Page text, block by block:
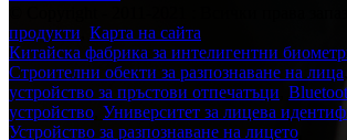
продукти Карта на сайта
Китайска фабрика за интелигентни
Строителни обекти за разпознаване на лица
устройство за пръстови отпечатъци
устройство Университет за лицева
Устройство за разпознаване на лицето